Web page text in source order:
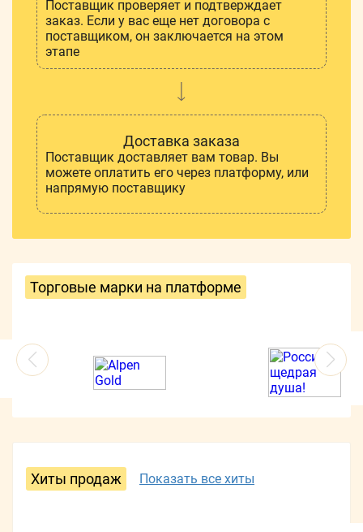
Поставщик проверяет и подтверждает
заказ. Если у вас еще нет договора с
поставщиком, он заключается на этом
этапе
Доставка заказа
Поставщик доставляет вам товар. Вы
можете оплатить его через платформу, или
напрямую поставщику
Торговые марки на платформе
Хиты продаж Показать все хиты